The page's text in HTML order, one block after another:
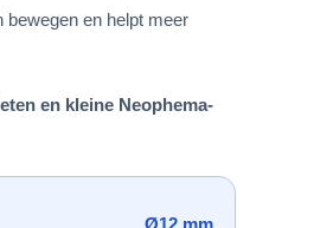
bewegen en helpt meer
en kleine Neophema-
Ø12 mm